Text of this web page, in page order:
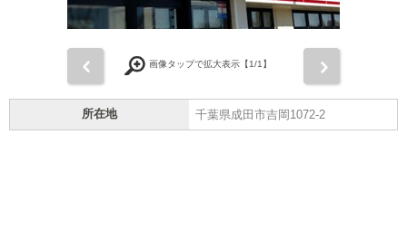
画像タップで拡大表示【1/1】
所在地 千葉県成田市吉岡1072-2